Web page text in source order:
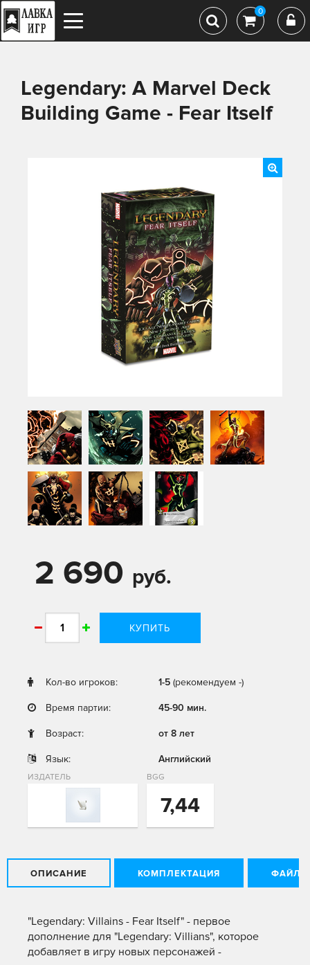
0
Legendary: A Marvel Deck
Building Game - Fear Itself
2 690 руб.
КУПИТЬ
Кол-во игроков: 1-5 (рекомендуем -)
Время партии: 45-90 мин.
Возраст: от 8 лет
Язык: Английский
ИЗДАТЕЛЬ BGG
7,44
ОПИСАНИЕ КОМПЛЕКТАЦИЯ ФАЙЛЫ
"Legendary: Villains - Fear Itself" - первое
дополнение для "Legendary: Villians", которое
добавляет в игру новых персонажей -